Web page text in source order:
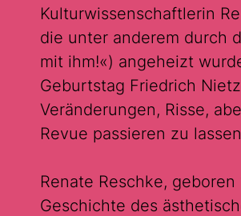
Kulturwissenschaftlerin
die unter anderem durch
mit ihm!«) angeheizt
Geburtstag Friedrich
Veränderungen, Risse,
Revue passieren zu
Renate Reschke,
Geschichte des